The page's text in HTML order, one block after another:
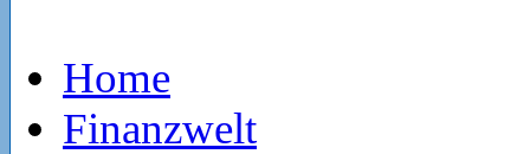
Home
Finanzwelt